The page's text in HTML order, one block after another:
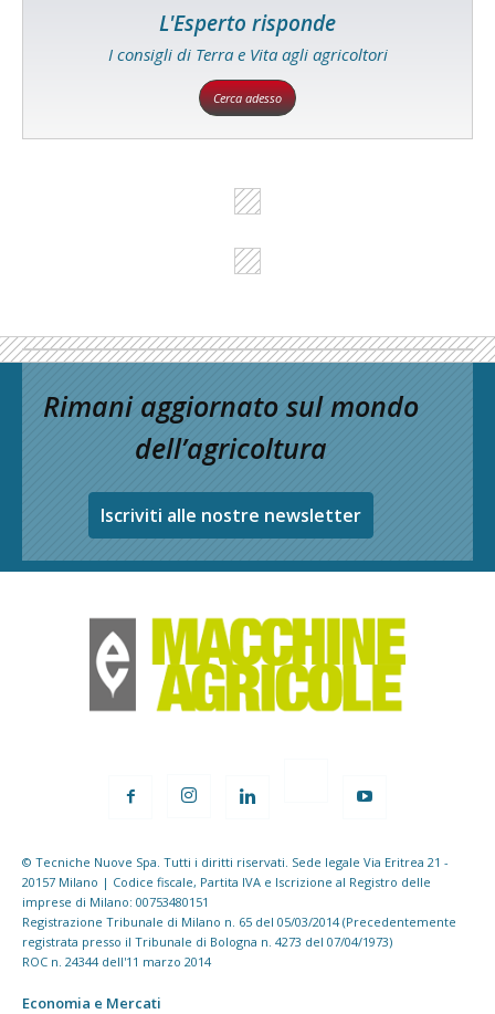
L'Esperto risponde
I consigli di Terra e Vita agli agricoltori
Cerca adesso
Rimani aggiornato sul mondo
dell’agricoltura
Iscriviti alle nostre newsletter
© Tecniche Nuove Spa. Tutti i diritti riservati. Sede legale Via Eritrea 21 -
20157 Milano | Codice fiscale, Partita IVA e Iscrizione al Registro delle
imprese di Milano: 00753480151
Registrazione Tribunale di Milano n. 65 del 05/03/2014 (Precedentemente
registrata presso il Tribunale di Bologna n. 4273 del 07/04/1973)
ROC n. 24344 dell'11 marzo 2014
Economia e Mercati